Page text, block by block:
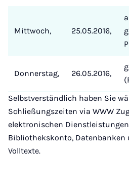
Mittwoch, 25.05.2016,
Donnerstag, 26.05.2016,
Selbstverständlich haben Sie
Schließungszeiten via WWW
elektronischen Dienstleistungen
Bibliothekskonto, Datenbanken
Volltexte.